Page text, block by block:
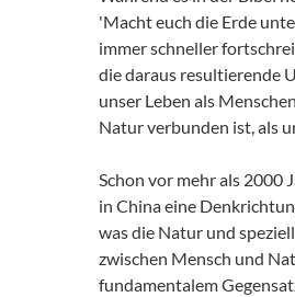
'Macht euch die Erde
immer schneller
die daraus resultierende
unser Leben als
Natur verbunden ist, als
Schon vor mehr als 2000
in China eine
was die Natur und
zwischen Mensch und
fundamentalem